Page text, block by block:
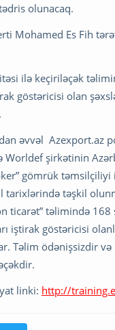
olunacaq.
Mohamed Es Fih
ilə keçiriləçək
göstəricisi olan
əvvəl Azexport.az
Worldef şirkətinin
gömrük təmsilçiliyi
tarixlərində təşkil
ticarət” təlimində 168
iştirak göstəricisi
Təlim ödənişsizdir
linki: http://